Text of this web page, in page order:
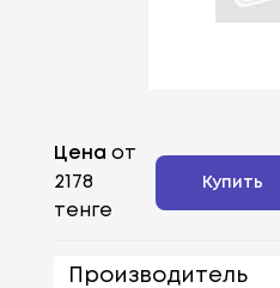
Цена от
2178
тенге
Купить
Производитель